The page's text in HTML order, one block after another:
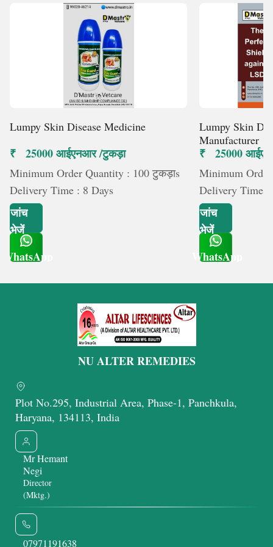
Lumpy Skin Disease Medicine
₹ 25000 आईएनआर /टुकड़ा
Minimum Order Quantity : 100 टुकड़ाs
Delivery Time : 8 Days
जांच
भेजें
WhatsApp
Lumpy Skin
Manufacturer
₹ 25000
Minimum
Delivery Time :
जांच
भेजें
WhatsApp
NU ALTER REMEDIES
Plot No.295, Industrial Area, Phase-1, Panchkula,
Haryana, 134113, India
Mr Hemant
Negi
Director
(Mktg.)
07971191638